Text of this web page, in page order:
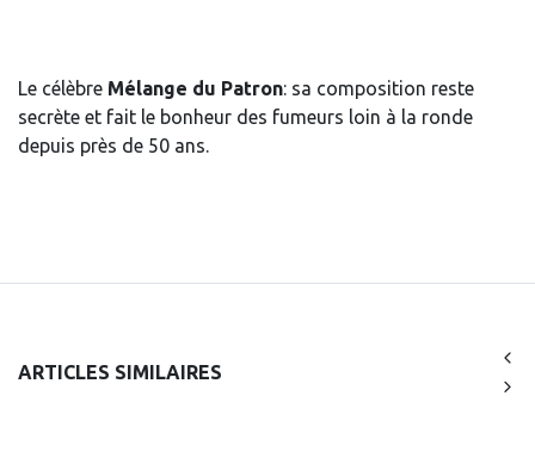
Le célèbre Mélange du Patron: sa composition reste
secrète et fait le bonheur des fumeurs loin à la ronde
depuis près de 50 ans.
ARTICLES SIMILAIRES